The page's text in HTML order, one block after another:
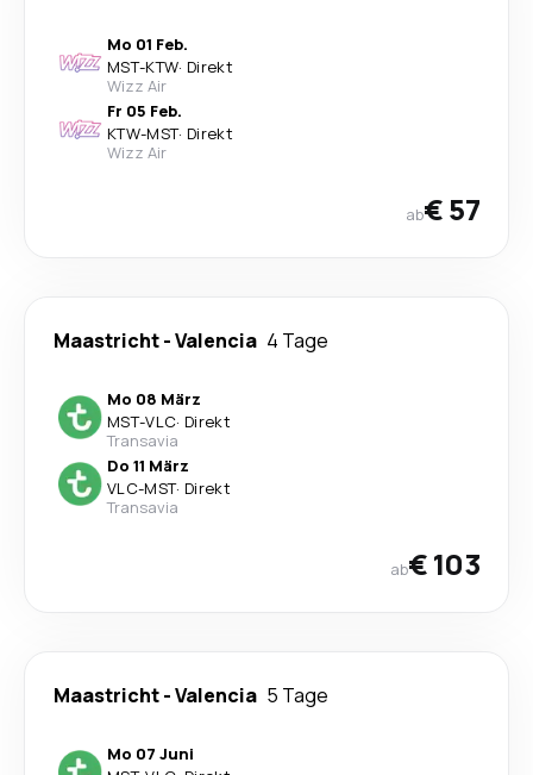
Mo 01 Feb.
MST-KTW· Direkt
Wizz Air
Fr 05 Feb.
KTW-MST· Direkt
Wizz Air
ab€ 57
Maastricht-Valencia 4 Tage
Mo 08 März
MST-VLC· Direkt
Transavia
Do 11 März
VLC-MST· Direkt
Transavia
ab€ 103
Maastricht-Valencia 5 Tage
Mo 07 Juni